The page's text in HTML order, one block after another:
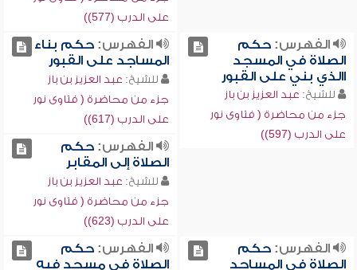
على الدرب (577))
الفهرس:حكم
الصلاة في المسجد
االذي بني على القبور
للشيخ: عبد العزيز بن باز
جزء من محاضرة ( فتاوى نور
على الدرب (597))
الفهرس:حكم بناء
المساجد على القبور
للشيخ: عبد العزيز بن باز
جزء من محاضرة ( فتاوى نور
على الدرب (617))
الفهرس:حكم
الصلاة إلى المقابر
للشيخ: عبد العزيز بن باز
جزء من محاضرة ( فتاوى نور
على الدرب (623))
الفهرس:حكم
الصلاة في المساجد
الفهرس:حكم
الصلاة في مسجد فيه